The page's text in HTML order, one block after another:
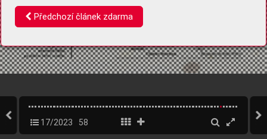
17/2023 58
Předchozí článek zdarma